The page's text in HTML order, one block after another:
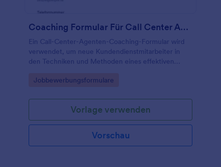
Coaching Formular Für Call Center Agenten
Ein Call-Center-Agenten-Coaching-Formular wird
verwendet, um neue Kundendienstmitarbeiter in
den Techniken und Methoden eines effektiven
Go to Category:
Jobbewerbungsformulare
Vorlage verwenden
Vorschau